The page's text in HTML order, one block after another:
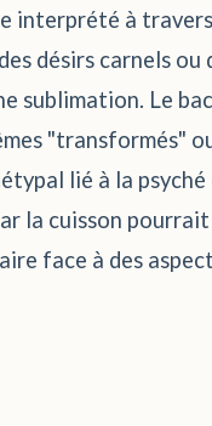
interprété à
désirs carnels
sublimation. Le
"transformés"
lié à la
la cuisson
face à des